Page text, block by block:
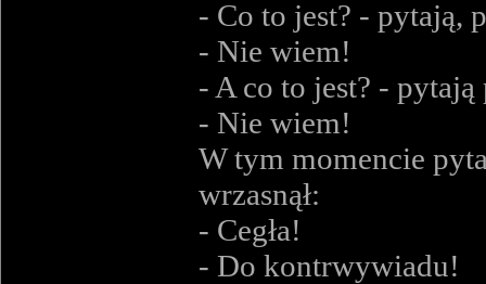
- Co to jest? - pytają,
- Nie wiem!
- A co to jest? -
- Nie wiem!
W tym momencie
wrzasnął:
- Cegła!
- Do kontrwywiadu!